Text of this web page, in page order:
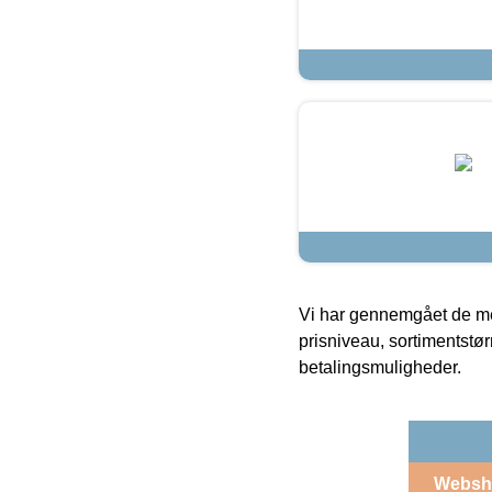
Vi har gennemgået de
prisniveau,
betalingsmuligheder.